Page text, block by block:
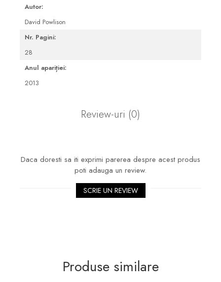
Autor:
David Powlison
Nr. Pagini:
28
Anul apariției:
2013
Review-uri (0)
Daca doresti sa iti exprimi parerea despre acest produs
poti adauga un review.
SCRIE UN REVIEW
Produse similare